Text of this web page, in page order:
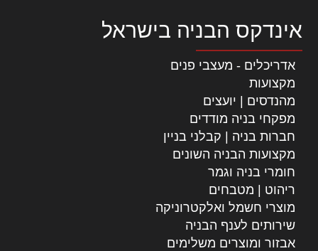
אינדקס הבניה בישראל
אדריכלים - מעצבי פנים
מקצועות
מהנדסים | יועצים
מפקחי בניה מודדים
חברות בניה | קבלני בניין
מקצועות הבניה השונים
חומרי בניה וגמר
ריהוט | מטבחים
מוצרי חשמל ואלקטרוניקה
שירותים לענף הבניה
אבזור ומוצרים משלימים